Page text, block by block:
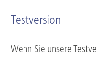
Testversion
Wenn Sie unsere